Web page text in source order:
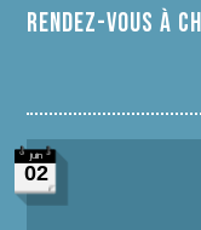
Rendez-vous à
juin
02